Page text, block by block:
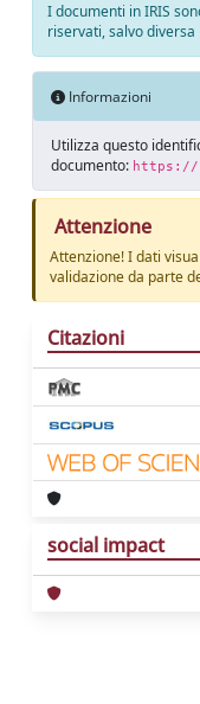
I documenti in IRIS
riservati, salvo diversa
Informazioni
Utilizza questo
documento: https://
Attenzione
Attenzione! I dati
validazione da parte
Citazioni
social impact